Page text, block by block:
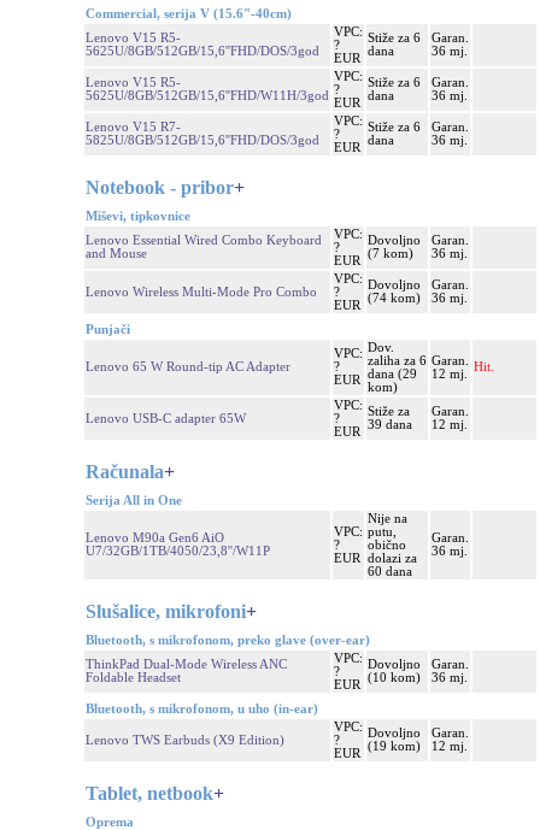
Commercial, serija V (15.6"-40cm)
Lenovo V15 R5-
5625U/8GB/512GB/15,6''FHD/DOS/3god
VPC:
?
EUR
Stiže za 6
dana
Garan.
36 mj.
Lenovo V15 R5-
5625U/8GB/512GB/15,6''FHD/W11H/3god
VPC:
?
EUR
Stiže za 6
dana
Garan.
36 mj.
Lenovo V15 R7-
5825U/8GB/512GB/15,6''FHD/DOS/3god
VPC:
?
EUR
Stiže za 6
dana
Garan.
36 mj.
Notebook - pribor+
Miševi, tipkovnice
Lenovo Essential Wired Combo Keyboard
and Mouse
VPC:
?
EUR
Dovoljno
(7 kom)
Garan.
36 mj.
Lenovo Wireless Multi-Mode Pro Combo
VPC:
?
EUR
Dovoljno
(74 kom)
Garan.
36 mj.
Punjači
Lenovo 65 W Round-tip AC Adapter
VPC:
?
EUR
Dov.
zaliha za 6
dana (29
kom)
Garan.
12 mj.
Hit.
Lenovo USB-C adapter 65W
VPC:
?
EUR
Stiže za
39 dana
Garan.
12 mj.
Računala+
Serija All in One
Lenovo M90a Gen6 AiO
U7/32GB/1TB/4050/23,8''/W11P
VPC:
?
EUR
Nije na
putu,
obično
dolazi za
60 dana
Garan.
36 mj.
Slušalice, mikrofoni+
Bluetooth, s mikrofonom, preko glave (over-ear)
ThinkPad Dual-Mode Wireless ANC
Foldable Headset
VPC:
?
EUR
Dovoljno
(10 kom)
Garan.
36 mj.
Bluetooth, s mikrofonom, u uho (in-ear)
Lenovo TWS Earbuds (X9 Edition)
VPC:
?
EUR
Dovoljno
(19 kom)
Garan.
12 mj.
Tablet, netbook+
Oprema